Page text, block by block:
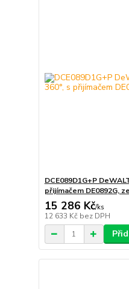
DCE089D1G+P
přijímačem DE0892G,
15 286 Kč/ks
12 633 Kč bez DPH